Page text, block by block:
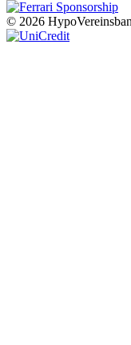
© 2026